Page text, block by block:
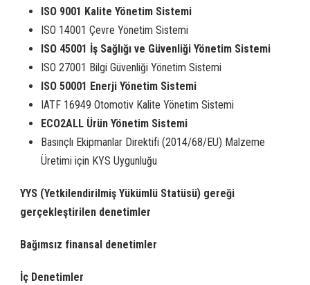
ISO 9001 Kalite Yönetim Sistemi
ISO 14001 Çevre Yönetim Sistemi
ISO 45001 İş Sağlığı ve Güvenliği Yönetim Sistemi
ISO 27001 Bilgi Güvenliği Yönetim Sistemi
ISO 50001 Enerji Yönetim Sistemi
IATF 16949 Otomotiv Kalite Yönetim Sistemi
ECO2ALL Ürün Yönetim Sistemi
Basınçlı Ekipmanlar Direktifi (2014/68/EU) Malzeme
Üretimi için KYS Uygunluğu
YYS (Yetkilendirilmiş Yükümlü Statüsü) gereği
gerçekleştirilen denetimler
Bağımsız finansal denetimler
İç Denetimler